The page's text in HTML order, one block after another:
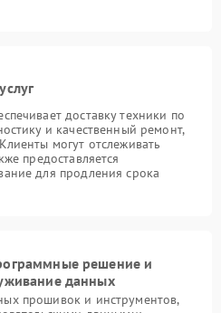
доставку техники по
и качественный ремонт,
могут отслеживать
предоставляется
для продления срока
решение и
данных
прошивок и инструментов,